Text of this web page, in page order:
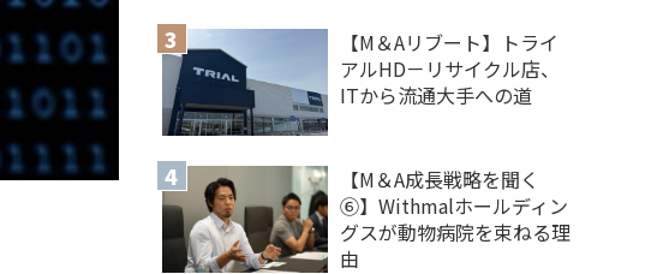
【M＆Aリブート】トライ
アルHD－リサイクル店、
ITから流通大手への道
【M＆A 成長戦略を聞く
⑥】Withmalホールディン
グスが動物病院を束ねる理
由